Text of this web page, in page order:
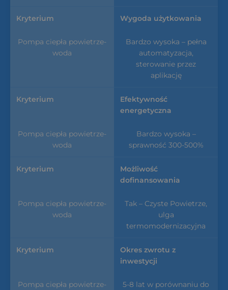
Wygoda użytkowania
Bardzo wysoka – pełna
automatyzacja,
sterowanie przez
aplikację
Efektywność
energetyczna
Bardzo wysoka –
sprawność 300-500%
Możliwość
dofinansowania
Tak – Czyste Powietrze,
ulga
termomodernizacyjna
Okres zwrotu z
inwestycji
5-8 lat w porównaniu do